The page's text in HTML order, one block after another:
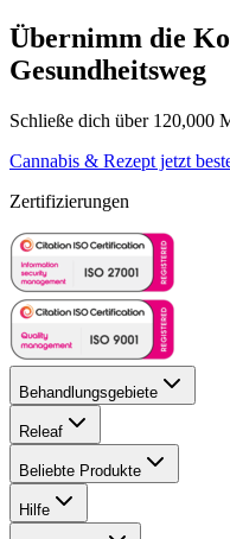
Übernimm die
Gesundheitsweg
Schließe dich über 120,000
Cannabis & Rezept jetzt
Zertifizierungen
Behandlungsgebiete
Releaf
Beliebte Produkte
Hilfe